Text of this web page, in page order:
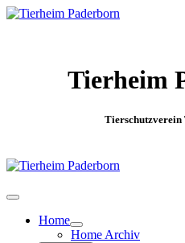
Tierheim
Tierschutzverein
Home
Home Archiv